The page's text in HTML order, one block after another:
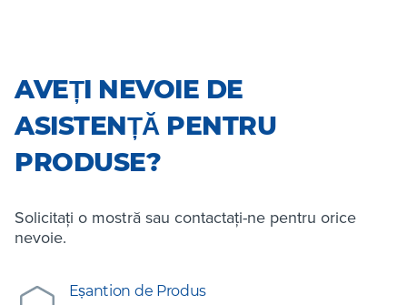
AVEȚI NEVOIE DE
ASISTENȚĂ PENTRU
PRODUSE?
Solicitați o mostră sau contactați-ne pentru orice
nevoie.
Eșantion de Produs